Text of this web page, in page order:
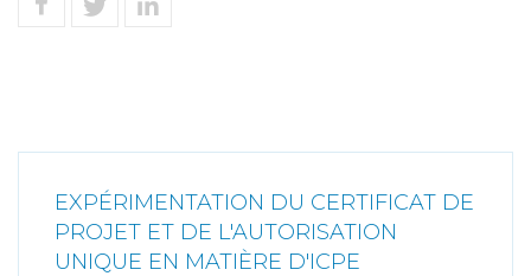
EXPÉRIMENTATION DU CERTIFICAT DE
PROJET ET DE L'AUTORISATION
UNIQUE EN MATIÈRE D'ICPE